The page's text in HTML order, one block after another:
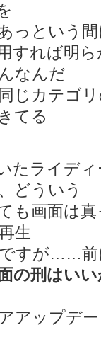
っという
すれば明
なんだ
じカテゴ
てる
たライデ
どういう
も画面は
生
すが……前
の刑はい
アップデ